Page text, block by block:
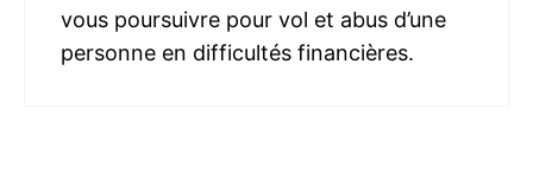
vous poursuivre pour vol et abus d’une
personne en difficultés financières.